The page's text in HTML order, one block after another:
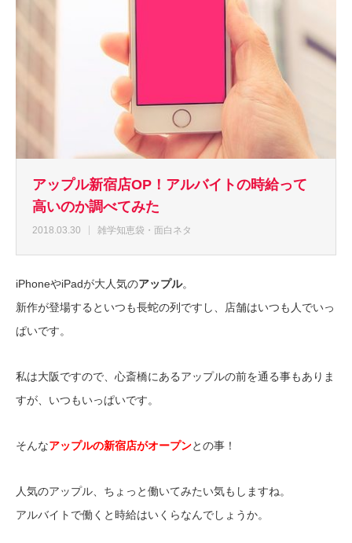
アップル新宿店OP！アルバイトの時給って
高いのか調べてみた
2018.03.30 雑学知恵袋・面白ネタ
iPhoneやiPadが大人気のアップル。
新作が登場するといつも長蛇の列ですし、店舗はいつも人でいっ
ぱいです。
私は大阪ですので、心斎橋にあるアップルの前を通る事もありま
すが、いつもいっぱいです。
そんなアップルの新宿店がオープンとの事！
人気のアップル、ちょっと働いてみたい気もしますね。
アルバイトで働くと時給はいくらなんでしょうか。